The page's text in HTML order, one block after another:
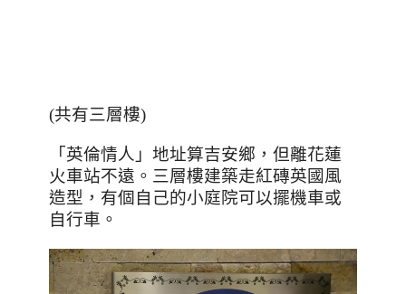
(共有三層樓)
「英倫情人」地址算吉安鄉，但離花蓮
火車站不遠。三層樓建築走紅磚英國風
造型，有個自己的小庭院可以擺機車或
自行車。